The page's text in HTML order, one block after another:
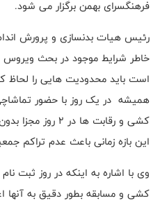
فرهنگسرای بهمن برگزار می شود.
رئیس هیات بدنسازی و پرورش
خاطر شرایط موجود در بحث ویروس
است باید محدودیت هایی را
همیشه در یک روز با حضور
کشی و رقابت ها
این بازه زمانی باعث عدم تراکم
وی با اشاره به اینکه در روز ثبت
کشی و مسابقه بطور دقیق به